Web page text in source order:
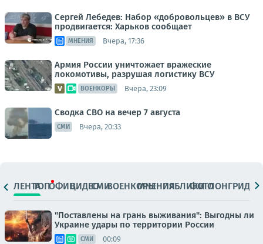
Сергей Лебедев: Набор «добровольцев» в ВСУ
продвигается: Харьков сообщает
МНЕНИЯ Вчера, 17:36
Армия России уничтожает вражеские
локомотивы, разрушая логистику ВСУ
ВОЕНКОРЫ Вчера, 23:09
Сводка СВО на вечер 7 августа
СМИ Вчера, 20:33
ЛЕНТАТОПОФИЦ.ВИДЕОСМИВОЕНКОРЫМНЕНИЯПАБЛИКИ
ФОТОЛОНГРИДЫ
"Поставлены на грань выживания": Выгодны ли
Украине удары по территории России
СМИ 00:09